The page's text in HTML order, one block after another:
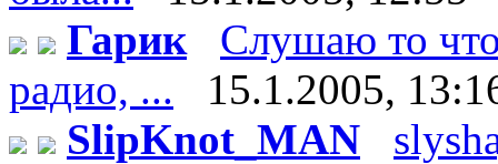
Гарик
Слушаю то
радио, ...
15.1.2005,
SlipKnot_MAN